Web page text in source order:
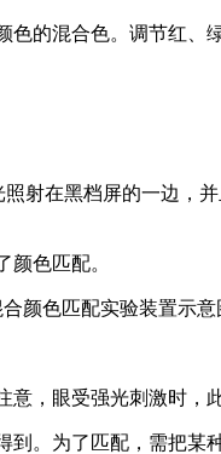
的混合色。调节红
在黑档屏的一边，
色匹配。
，眼受强光刺激时，
。为了匹配，需把